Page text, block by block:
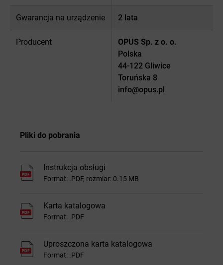
Gwarancja na urządzenie 2 lata
Producent
OPUS Sp. z o. o.
Polska
44-122 Gliwice
Toruńska 8
info@opus.pl
Pliki do pobrania
Instrukcja obsługi
Format: .PDF, rozmiar: 0.15 MB
Karta katalogowa
Format: .PDF
Uproszczona karta katalogowa
Format: .PDF